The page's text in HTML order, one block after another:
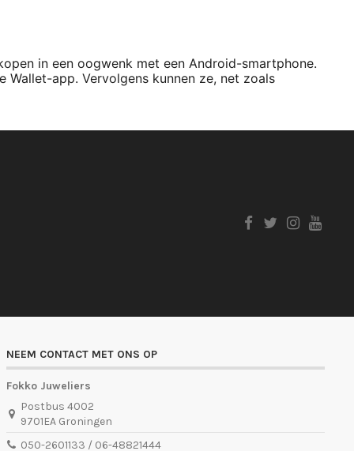
in een oogwenk met een Android-smartphone.
app. Vervolgens kunnen ze, net zoals
NEEM CONTACT MET ONS OP
Fokko Juweliers
Postbus 4002
9701EA Groningen
050-2601133 / 06-48821444